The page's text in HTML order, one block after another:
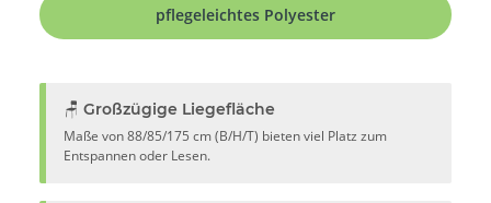
pflegeleichtes Polyester
🪑 Großzügige Liegefläche
Maße von 88/85/175 cm (B/H/T) bieten viel Platz zum
Entspannen oder Lesen.